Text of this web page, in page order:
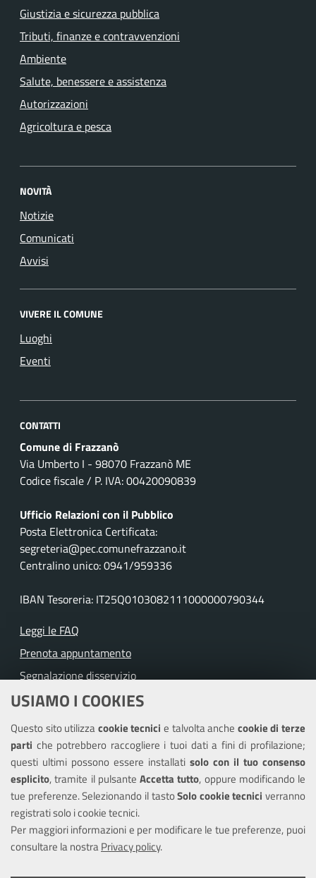
USIAMO I COOKIES
Questo sito utilizzacookie tecnicie talvolta anche cookie di terze
parti che potrebbero raccogliere i tuoi dati a fini di profilazione;
questi ultimi possono essere installati solo con il tuo consenso
esplicito, tramite il pulsante Accetta tutto, oppure modificando le
tue preferenze. Selezionando il tastoSolo cookie tecnici verranno
registrati solo i cookie tecnici.
Per maggiori informazioni e per modificare le tue preferenze, puoi
consultare la nostraPrivacy policy.
Giustizia e sicurezza pubblica
Tributi, finanze e contravvenzioni
Ambiente
Salute, benessere e assistenza
Autorizzazioni
Agricoltura e pesca
NOVITÀ
Notizie
Comunicati
Avvisi
VIVERE IL COMUNE
Luoghi
Eventi
CONTATTI
Comune di Frazzanò
Via Umberto I - 98070 Frazzanò ME
Codice fiscale / P. IVA: 00420090839
Ufficio Relazioni con il Pubblico
Posta Elettronica Certificata:
segreteria@pec.comunefrazzano.it
Centralino unico: 0941/959336
IBAN Tesoreria: IT25Q0103082111000000790344
Leggi le FAQ
Prenota appuntamento
Segnalazione disservizio
Richiesta assistenza
Amministrazione trasparente
Informativa privacy
Note legali
Piano di miglioramento dei servizi
Dichiarazione di accessibilità